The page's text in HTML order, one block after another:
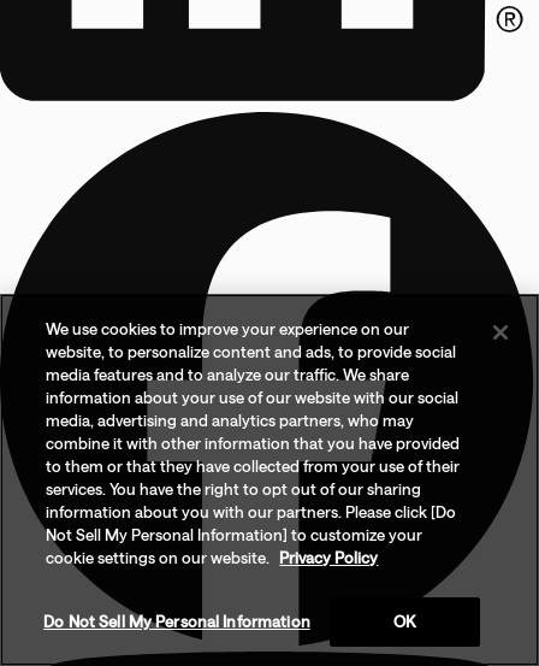
We use cookies to improve your experience on our
website, to personalize content and ads, to provide social
media features and to analyze our traffic. We share
information about your use of our website with our social
media, advertising and analytics partners, who may
combine it with other information that you have provided
to them or that they have collected from your use of their
services. You have the right to opt out of our sharing
information about you with our partners. Please click [Do
Not Sell My Personal Information] to customize your
cookie settings on our website.
Privacy Policy
Do Not Sell My Personal Information OK